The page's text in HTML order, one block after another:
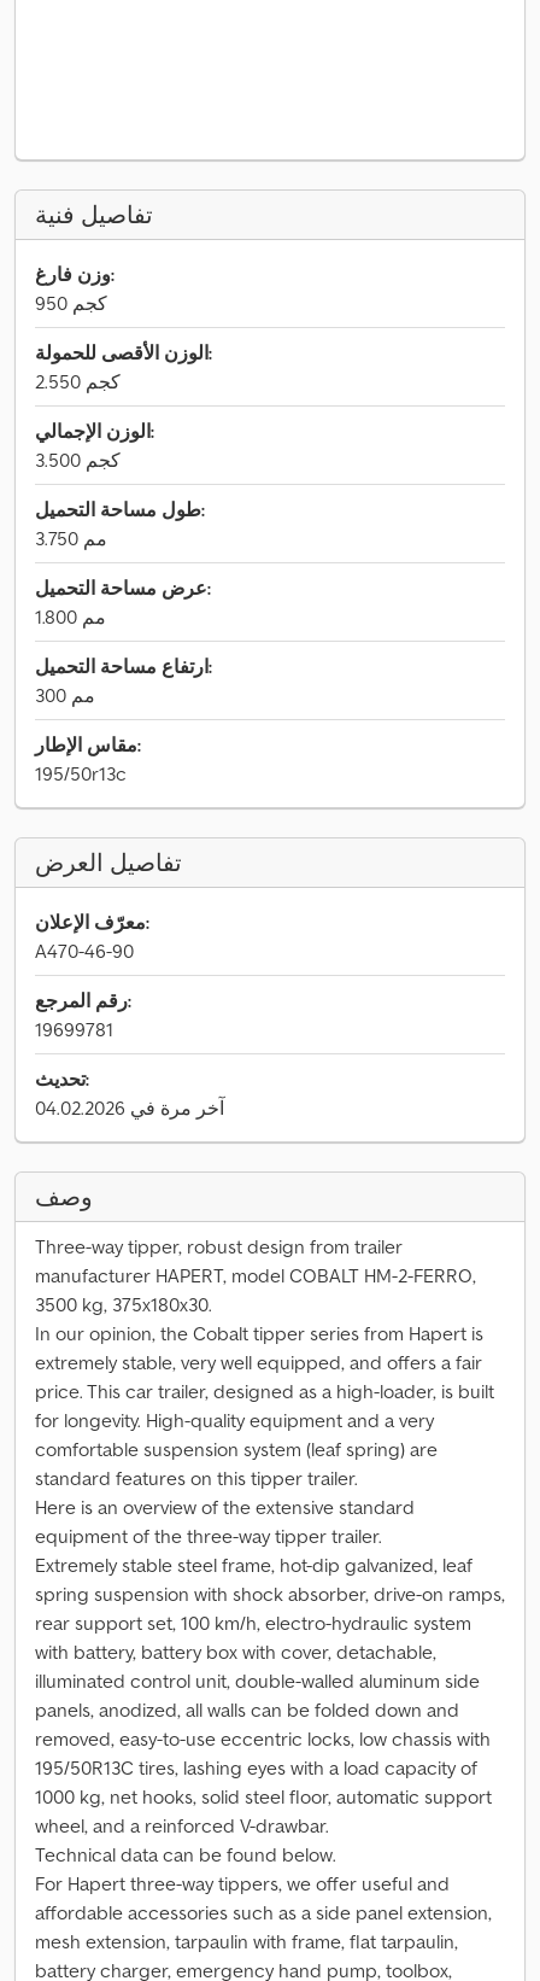
تفاصيل فنية
وزن فارغ:
950 كجم
الوزن الأقصى للحمولة:
2.550 كجم
الوزن الإجمالي:
3.500 كجم
طول مساحة التحميل:
3.750 مم
عرض مساحة التحميل:
1.800 مم
ارتفاع مساحة التحميل:
300 مم
مقاس الإطار:
195/50r13c
تفاصيل العرض
معرّف الإعلان:
A470-46-90
رقم المرجع:
19699781
تحديث:
آخر مرة في 04.02.2026
وصف
Three-way tipper, robust design from trailer
manufacturer HAPERT, model COBALT HM-2-FERRO,
3500 kg, 375x180x30.
In our opinion, the Cobalt tipper series from Hapert is
extremely stable, very well equipped, and offers a fair
price. This car trailer, designed as a high-loader, is built
for longevity. High-quality equipment and a very
comfortable suspension system (leaf spring) are
standard features on this tipper trailer.
Here is an overview of the extensive standard
equipment of the three-way tipper trailer.
Extremely stable steel frame, hot-dip galvanized, leaf
spring suspension with shock absorber, drive-on ramps,
rear support set, 100 km/h, electro-hydraulic system
with battery, battery box with cover, detachable,
illuminated control unit, double-walled aluminum side
panels, anodized, all walls can be folded down and
removed, easy-to-use eccentric locks, low chassis with
195/50R13C tires, lashing eyes with a load capacity of
1000 kg, net hooks, solid steel floor, automatic support
wheel, and a reinforced V-drawbar.
Technical data can be found below.
For Hapert three-way tippers, we offer useful and
affordable accessories such as a side panel extension,
mesh extension, tarpaulin with frame, flat tarpaulin,
battery charger, emergency hand pump, toolbox,